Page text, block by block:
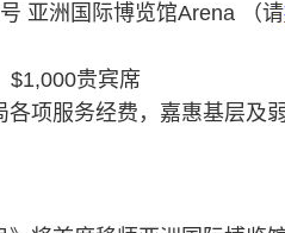
亚洲国际博览馆Arena （请
$1,000贵宾席
各项服务经费，嘉惠基层及